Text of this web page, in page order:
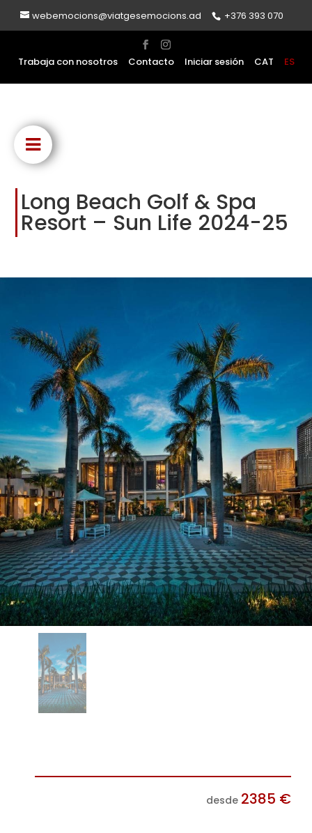
webemocions@viatgesemocions.ad +376 393 070
Trabaja con nosotros Contacto Iniciar sesión CAT ES
Long Beach Golf & Spa
Resort – Sun Life 2024-25
desde 2385 €